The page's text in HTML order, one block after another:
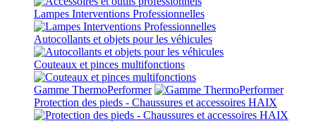
Lampes Interventions Professionnelles
Autocollants et objets pour les véhicules
Couteaux et pinces multifonctions
Gamme ThermoPerformer
Protection des pieds - Chaussures et accessoires HAIX